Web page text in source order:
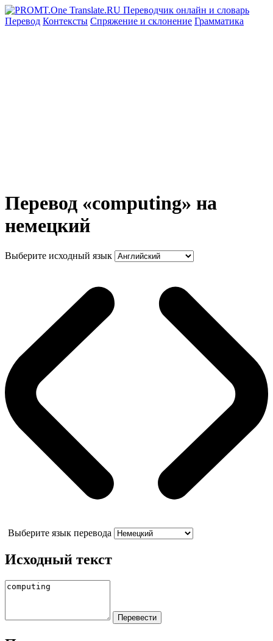
Перевод Контексты Спряжение и склонение Грамматика
Перевод «computing» на
немецкий
Выберите исходный язык
Выберите язык перевода
Исходный текст